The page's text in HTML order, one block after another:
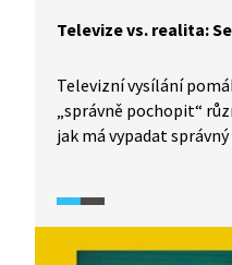
Televize vs. realita:
Televizní vysílání
„správně pochopit“
jak má vypadat
2.0.